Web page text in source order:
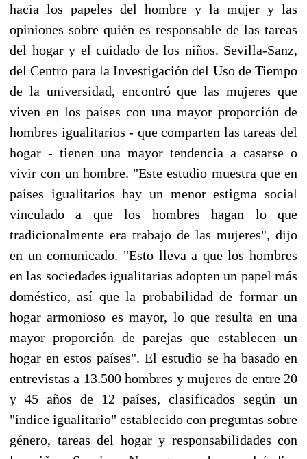
hacia los papeles del hombre y la mujer y las
opiniones sobre quién es responsable de las tareas
del hogar y el cuidado de los niños. Sevilla-Sanz,
del Centro para la Investigación del Uso de Tiempo
de la universidad, encontró que las mujeres que
viven en los países con una mayor proporción de
hombres igualitarios - que comparten las tareas del
hogar - tienen una mayor tendencia a casarse o
vivir con un hombre. "Este estudio muestra que en
países igualitarios hay un menor estigma social
vinculado a que los hombres hagan lo que
tradicionalmente era trabajo de las mujeres", dijo
en un comunicado. "Esto lleva a que los hombres
en las sociedades igualitarias adopten un papel más
doméstico, así que la probabilidad de formar un
hogar armonioso es mayor, lo que resulta en una
mayor proporción de parejas que establecen un
hogar en estos países". El estudio se ha basado en
entrevistas a 13.500 hombres y mujeres de entre 20
y 45 años de 12 países, clasificados según un
"índice igualitario" establecido con preguntas sobre
género, tareas del hogar y responsabilidades con